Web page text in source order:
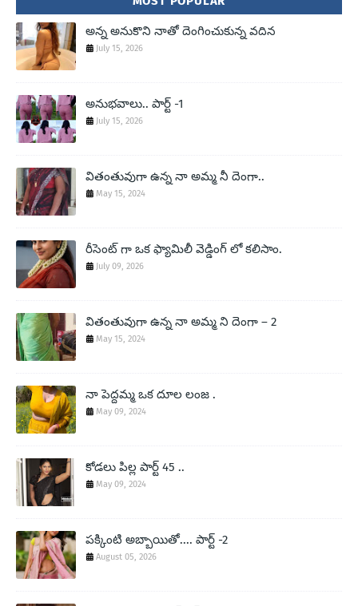
అన్న అనుకొని నాతో దెంగించుకున్న వదిన
July 15, 2026
అనుభవాలు.. పార్ట్ -1
July 15, 2026
వితంతువుగా ఉన్న నా అమ్మ నీ దెంగా..
May 15, 2024
రీసెంట్ గా ఒక ఫ్యామిలీ వెడ్డింగ్ లో కలిసాం.
July 09, 2026
వితంతువుగా ఉన్న నా అమ్మ ని దెంగా – 2
May 15, 2024
నా పెద్దమ్మ ఒక దూల లంజ .
May 09, 2024
కోడలు పిల్ల పార్ట్ 45 ..
May 09, 2024
పక్కింటి అబ్బాయితో.... పార్ట్ -2
August 05, 2026